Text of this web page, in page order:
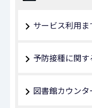
サービス利用
予防接種に関
図書館カウン